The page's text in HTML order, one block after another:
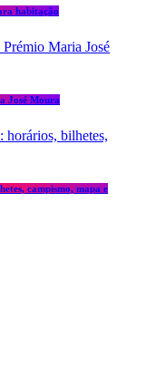
habitação
José Moura
campismo, mapa e